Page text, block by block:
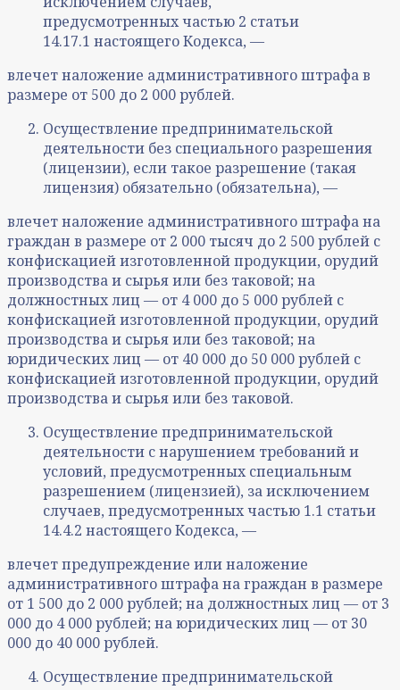
предусмотренных частью 2 статьи
14.17.1 настоящего Кодекса, —
влечет наложение административного штрафа в
размере от 500 до 2 000 рублей.
Осуществление предпринимательской
деятельности без специального разрешения
(лицензии), если такое разрешение (такая
лицензия) обязательно (обязательна), —
влечет наложение административного штрафа на
граждан в размере от 2 000 тысяч до 2 500 рублей с
конфискацией изготовленной продукции, орудий
производства и сырья или без таковой; на
должностных лиц — от 4 000 до 5 000 рублей с
конфискацией изготовленной продукции, орудий
производства и сырья или без таковой; на
юридических лиц — от 40 000 до 50 000 рублей с
конфискацией изготовленной продукции, орудий
производства и сырья или без таковой.
Осуществление предпринимательской
деятельности с нарушением требований и
условий, предусмотренных специальным
разрешением (лицензией), за исключением
случаев, предусмотренных частью 1.1 статьи
14.4.2 настоящего Кодекса, —
влечет предупреждение или наложение
административного штрафа на граждан в размере
от 1 500 до 2 000 рублей; на должностных лиц — от 3
000 до 4 000 рублей; на юридических лиц — от 30
000 до 40 000 рублей.
Осуществление предпринимательской